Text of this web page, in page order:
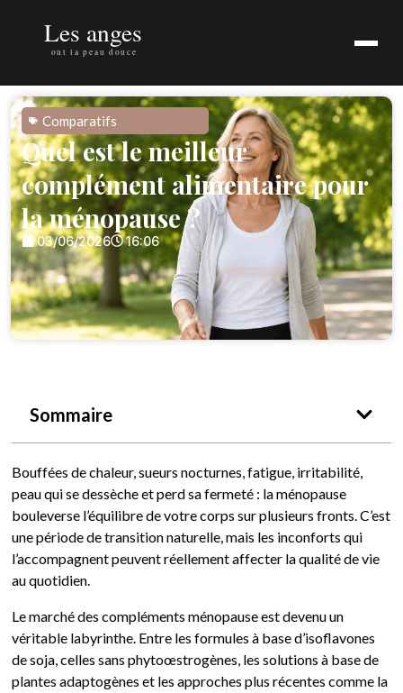
Comparatifs
Quel est le meilleur
complément alimentaire pour
la ménopause ?
03/06/2026 16:06
Sommaire
Bouffées de chaleur, sueurs nocturnes, fatigue, irritabilité,
peau qui se dessèche et perd sa fermeté : la ménopause
bouleverse l’équilibre de votre corps sur plusieurs fronts. C’est
une période de transition naturelle, mais les inconforts qui
l’accompagnent peuvent réellement affecter la qualité de vie
au quotidien.
Le marché des compléments ménopause est devenu un
véritable labyrinthe. Entre les formules à base d’isoflavones
de soja, celles sans phytoœstrogènes, les solutions à base de
plantes adaptogènes et les approches plus récentes comme la